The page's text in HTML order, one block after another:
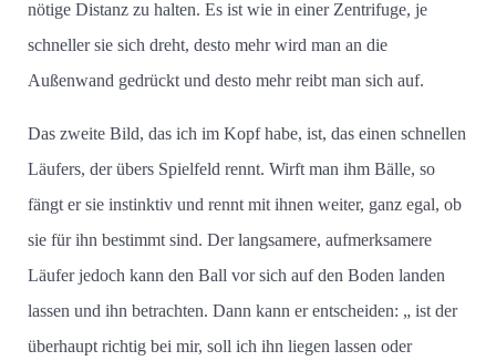
nötige Distanz zu halten. Es ist wie in einer Zentrifuge, je
schneller sie sich dreht, desto mehr wird man an die
Außenwand gedrückt und desto mehr reibt man sich auf.
Das zweite Bild, das ich im Kopf habe, ist, das einen schnellen
Läufers, der übers Spielfeld rennt. Wirft man ihm Bälle, so
fängt er sie instinktiv und rennt mit ihnen weiter, ganz egal, ob
sie für ihn bestimmt sind. Der langsamere, aufmerksamere
Läufer jedoch kann den Ball vor sich auf den Boden landen
lassen und ihn betrachten. Dann kann er entscheiden: „ ist der
überhaupt richtig bei mir, soll ich ihn liegen lassen oder